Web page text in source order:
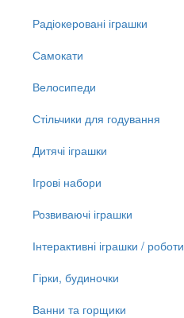
Радіокеровані іграшки
Самокати
Велосипеди
Стільчики для годування
Дитячі іграшки
Ігрові набори
Розвиваючі іграшки
Інтерактивні іграшки / роботи
Гірки, будиночки
Ванни та горщики